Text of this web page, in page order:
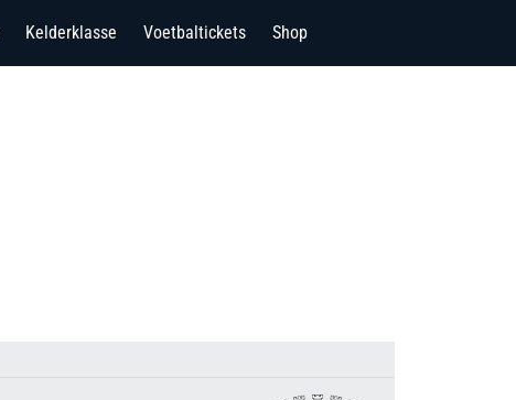
Kelderklasse Voetbaltickets Shop